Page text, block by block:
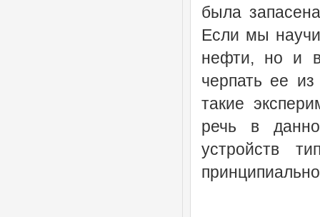
была
Если мы
нефти, но и
черпать ее
такие
речь в
устройств